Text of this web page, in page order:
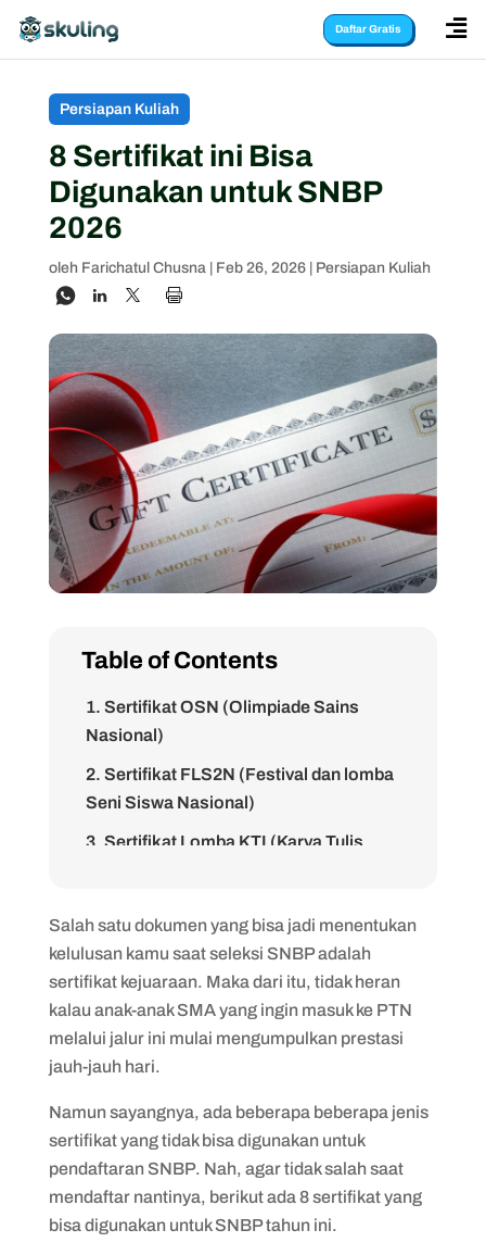
Daftar Gratis 
Persiapan Kuliah
8 Sertifikat ini Bisa
Digunakan untuk SNBP
2026
oleh Farichatul Chusna| Feb 26, 2026| Persiapan Kuliah
Table of Contents
1. Sertifikat OSN (Olimpiade Sains
Nasional)
2. Sertifikat FLS2N (Festival dan lomba
Seni Siswa Nasional)
3. Sertifikat Lomba KTI (Karya Tulis
Siswa Nasional)
5. Sertifikat Lomba Debat
6. Sertifikat Lomba Ekstrakurikuler
Salah satu dokumen yang bisa jadi menentukan
kelulusan kamu saat seleksi SNBP adalah
sertifikat kejuaraan. Maka dari itu, tidak heran
kalau anak-anak SMA yang ingin masuk ke PTN
melalui jalur ini mulai mengumpulkan prestasi
jauh-jauh hari.
Namun sayangnya, ada beberapa beberapa jenis
sertifikat yang tidak bisa digunakan untuk
pendaftaran SNBP. Nah, agar tidak salah saat
mendaftar nantinya, berikut ada 8 sertifikat yang
bisa digunakan untuk SNBP tahun ini.